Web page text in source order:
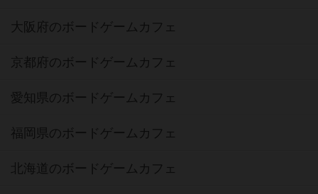
大阪府のボードゲームカフェ
京都府のボードゲームカフェ
愛知県のボードゲームカフェ
福岡県のボードゲームカフェ
北海道のボードゲームカフェ